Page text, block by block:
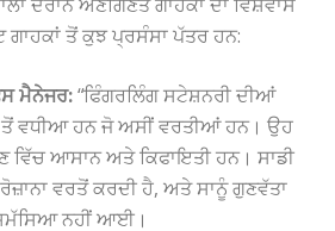
ਦੌਰਾਨ ਅਣਗਿਣਤ ਗਾਹਕਾਂ ਦਾ ਵਿਸ਼ਵਾਸ
ਤੋਂ ਕੁਝ ਪ੍ਰਸੰਸਾ ਪੱਤਰ ਹਨ:
ਮੈਨੇਜਰ:“ਫਿੰਗਰਲਿੰਗ ਸਟੇਸ਼ਨਰੀ ਦੀਆਂ
ਤੋਂ ਵਧੀਆ ਹਨ ਜੋ ਅਸੀਂ ਵਰਤੀਆਂ ਹਨ। ਉਹ
ਵਿੱਚ ਆਸਾਨ ਅਤੇ ਕਿਫਾਇਤੀ ਹਨ। ਸਾਡੀ
ਵਰਤੋਂ ਕਰਦੀ ਹੈ, ਅਤੇ ਸਾਨੂੰ ਗੁਣਵੱਤਾ
ਨਹੀਂ ਆਈ।